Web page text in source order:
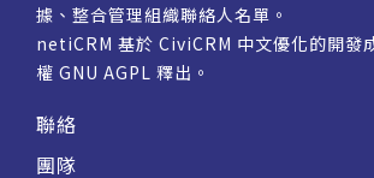
據、整合管理組織聯絡人名單。
netiCRM 基於 CiviCRM 中文優化的開發
權 GNU AGPL 釋出。
聯絡
團隊